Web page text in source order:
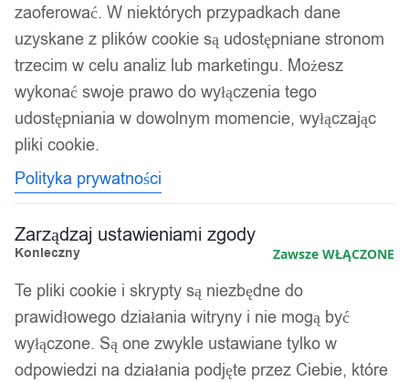
Zestaw 10 szt LUSTER Akrylowych
Hexagon LUSTRO 265
24,99zł
zaoferować. W niektórych przypadkach dane
uzyskane z plików cookie są udostępniane stronom
trzecim w celu analiz lub marketingu. Możesz
wykonać swoje prawo do wyłączenia tego
udostępniania w dowolnym momencie, wyłączając
pliki cookie.
Polityka prywatności
Zarządzaj ustawieniami zgody
Konieczny Zawsze WŁĄCZONE
Te pliki cookie i skrypty są niezbędne do
prawidłowego działania witryny i nie mogą być
wyłączone. Są one zwykle ustawiane tylko w
odpowiedzi na działania podjęte przez Ciebie, które